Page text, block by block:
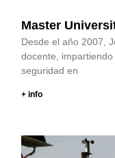
Master
Desde el año 2007,
docente,
seguridad en
+ info